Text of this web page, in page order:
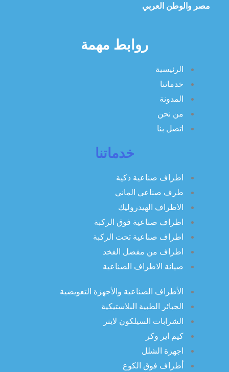
مصر والوطن العربي
روابط مهمة
الرئيسية
خدماتنا
المدونة
من نحن
اتصل بنا
خدماتنا
اطراف صناعية ذكية
طرف صناعي الماني
الاطراف الهيدروليك
اطراف صناعية فوق الركبة
اطراف صناعية تحت الركبة
اطراف من مفضل الفخد
صيانة الاطراف الصناعية
الأطراف الصناعية والأجهزة التعويضية
الجبائر الطبية البلاستيكية
الشرابات السيلكون لاينر
كيم اير وكر
اجهزة الشلل
أطراف فوق الكوع